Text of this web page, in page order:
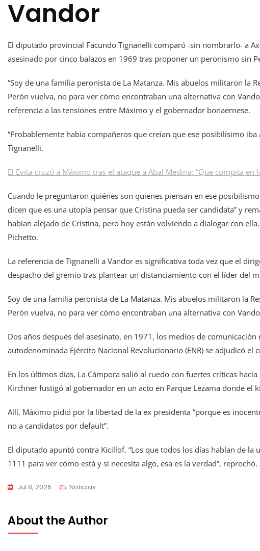
Vandor
El diputado provincial Facundo Tignanelli comparó -sin nombrarlo- a
asesinado por cinco balazos en 1969 tras proponer un peronismo sin
“Soy de una familia peronista de La Matanza. Mis abuelos militaron la
Perón vuelva, no para ver cómo encontraban una alternativa con
referencia a las tensiones entre Máximo y el gobernador bonaernese.
“Probablemente había compañeros que creían que ese posibilísimo
Tignanelli.
El Evita cruzó a Máximo tras el ataque a Abal Medina: “Que compita en
Cuando le preguntaron quiénes son quienes piensan en ese
dicen que es una utopía pensar que Cristina pueda ser candidata” y
habían alejado de Cristina, pero hoy están volviendo a dialogar con
Pichetto.
La referencia de Tignanelli a Vandor es significativa toda vez que el
despacho del gremio tras plantear un distanciamiento con el líder del
Soy de una familia peronista de La Matanza. Mis abuelos militaron la
Perón vuelva, no para ver cómo encontraban una alternativa con
Dos años después del asesinato, en 1971, los medios de
autodenominada Ejército Nacional Revolucionario (ENR) se adjudicó el
En los últimos días, La Cámpora salió al ruedo con fuertes críticas
Kirchner fustigó al gobernador en un acto en Parque Lezama donde
Allí, Máximo pidió por la libertad de la ex presidenta “porque es
no a candidatos por default”.
El diputado apuntó contra Kicillof. “Los que todos los días hablan de la
1111 para ver cómo está y si necesita algo, esa es la verdad”, reprochó.
Jul 8, 2026 Noticias
About the Author